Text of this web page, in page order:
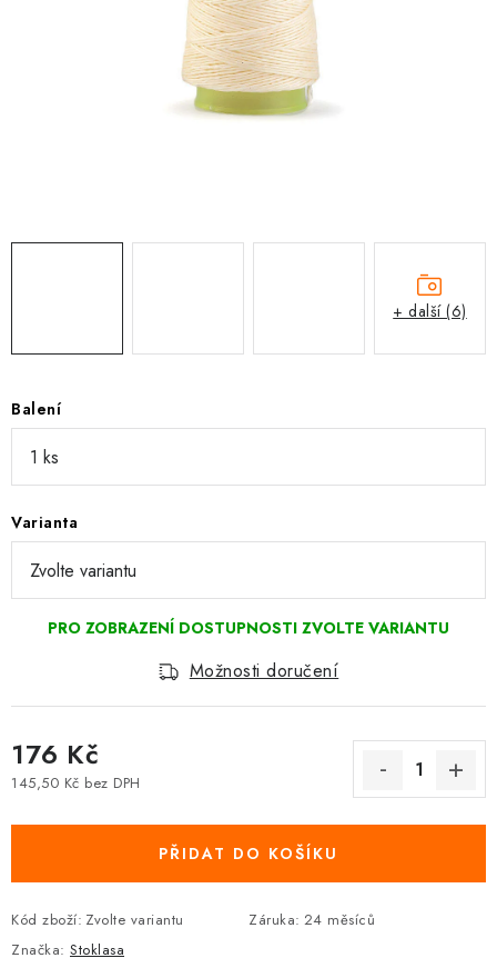
Věrnostní program
Balení
Varianta
Možnosti doručení
176 Kč
145,50 Kč bez DPH
PŘIDAT DO KOŠÍKU
Kód zboží: Zvolte variantu Záruka: 24 měsíců
Značka: Stoklasa
+ další (6)